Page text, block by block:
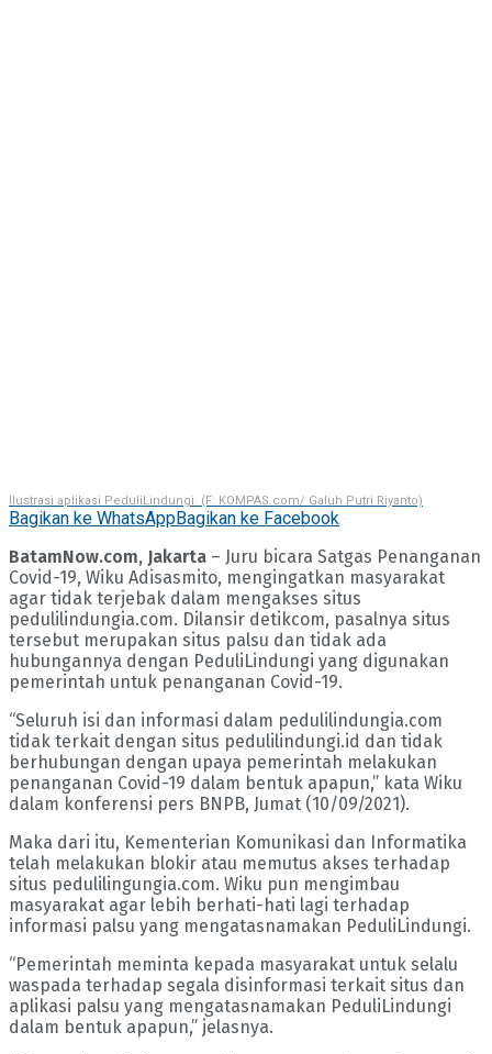
Ilustrasi aplikasi PeduliLindungi. (F: KOMPAS.com/ Galuh Putri Riyanto)
Bagikan ke WhatsAppBagikan ke Facebook
BatamNow.com, Jakarta – Juru bicara Satgas Penanganan
Covid-19, Wiku Adisasmito, mengingatkan masyarakat
agar tidak terjebak dalam mengakses situs
pedulilindungia.com. Dilansir detikcom, pasalnya situs
tersebut merupakan situs palsu dan tidak ada
hubungannya dengan PeduliLindungi yang digunakan
pemerintah untuk penanganan Covid-19.
“Seluruh isi dan informasi dalam pedulilindungia.com
tidak terkait dengan situs pedulilindungi.id dan tidak
berhubungan dengan upaya pemerintah melakukan
penanganan Covid-19 dalam bentuk apapun,” kata Wiku
dalam konferensi pers BNPB, Jumat (10/09/2021).
Maka dari itu, Kementerian Komunikasi dan Informatika
telah melakukan blokir atau memutus akses terhadap
situs pedulilingungia.com. Wiku pun mengimbau
masyarakat agar lebih berhati-hati lagi terhadap
informasi palsu yang mengatasnamakan PeduliLindungi.
“Pemerintah meminta kepada masyarakat untuk selalu
waspada terhadap segala disinformasi terkait situs dan
aplikasi palsu yang mengatasnamakan PeduliLindungi
dalam bentuk apapun,” jelasnya.